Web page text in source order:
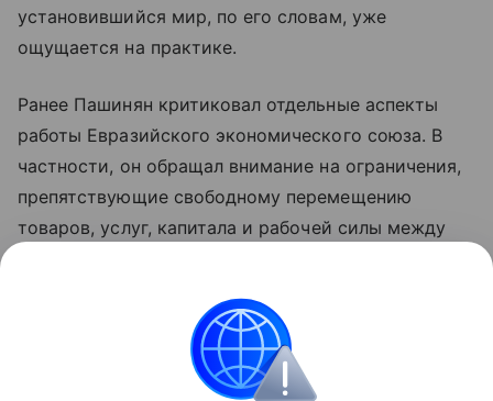
установившийся мир, по его словам, уже
ощущается на практике.
Ранее Пашинян критиковал отдельные аспекты
работы Евразийского экономического союза. В
частности, он обращал внимание на ограничения,
препятствующие свободному перемещению
товаров, услуг, капитала и рабочей силы между
для бизнеса и эффективность интеграции.
Армения Внешняя политика